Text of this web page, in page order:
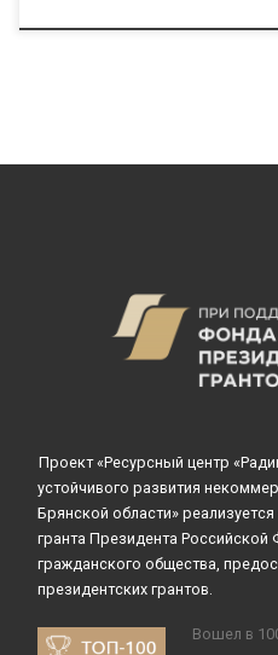
Проект «Ресурсный центр
устойчивого развития
Брянской области»
гранта Президента Российской
гражданского общества,
президентских грантов.
Вошел в